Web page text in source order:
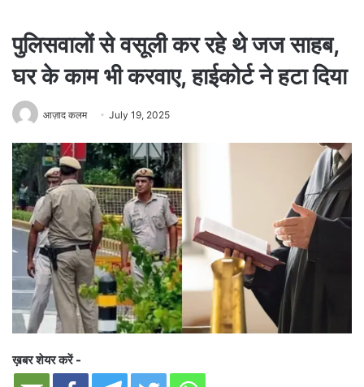
पुलिसवालों से वसूली कर रहे थे जज साहब,
घर के काम भी करवाए, हाईकोर्ट ने हटा दिया
आज़ाद कलम July 19, 2025
ख़बर शेयर करें -